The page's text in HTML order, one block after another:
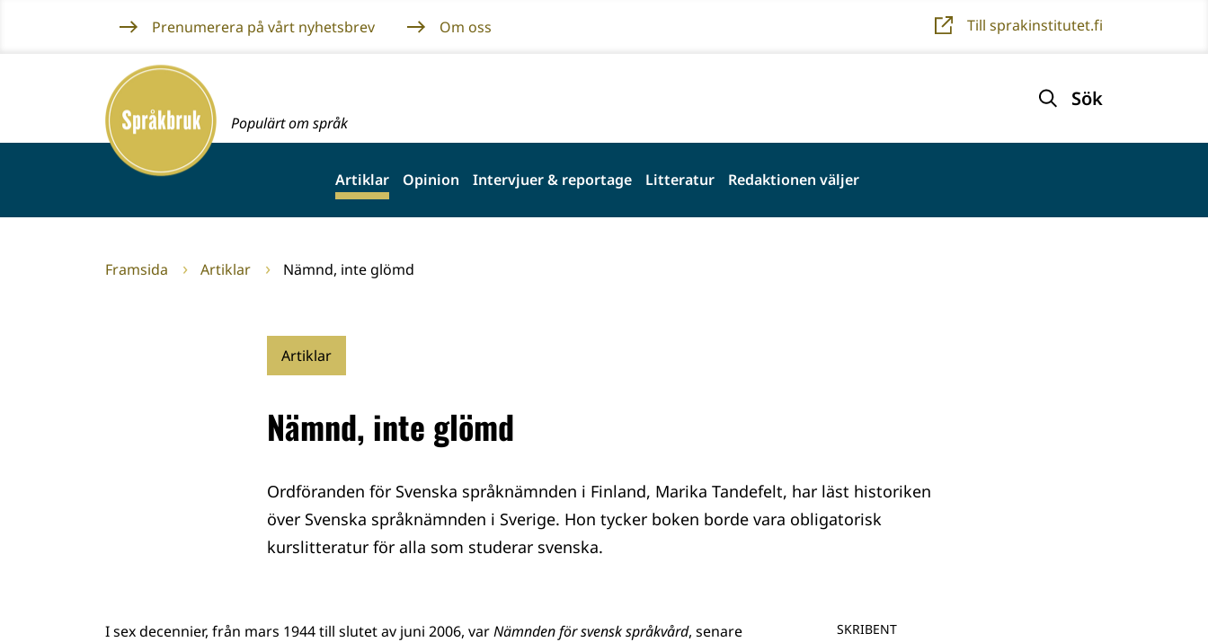
innehållet
Prenumerera på vårt nyhetsbrev Om oss Till sprakinstitutet.fi
Framsida
Populärt om språk
Sök
Artiklar Opinion Intervjuer & reportage Litteratur Redaktionen väljer
Framsida Artiklar Nämnd, inte glömd
Artiklar
Nämnd, inte glömd
Ordföranden för Svenska språknämnden i Finland, Marika Tandefelt, har läst historiken
över Svenska språknämnden i Sverige. Hon tycker boken borde vara obligatorisk
kurslitteratur för alla som studerar svenska.
SKRIBENT
I sex decennier, från mars 1944 till slutet av juni 2006, varNämnden för svensk språkvård, senare